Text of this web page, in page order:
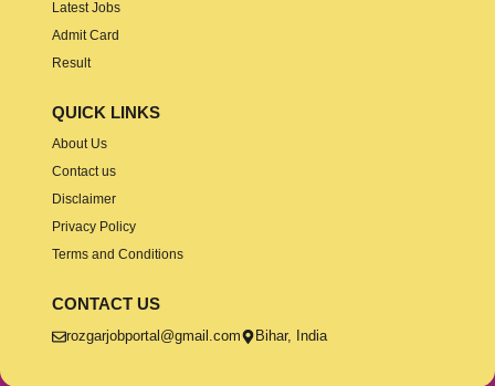
Latest Jobs
Admit Card
Result
QUICK LINKS
About Us
Contact us
Disclaimer
Privacy Policy
Terms and Conditions
CONTACT US
rozgarjobportal@gmail.com Bihar, India